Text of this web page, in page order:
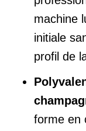
machine
initiale
profil de
forme en